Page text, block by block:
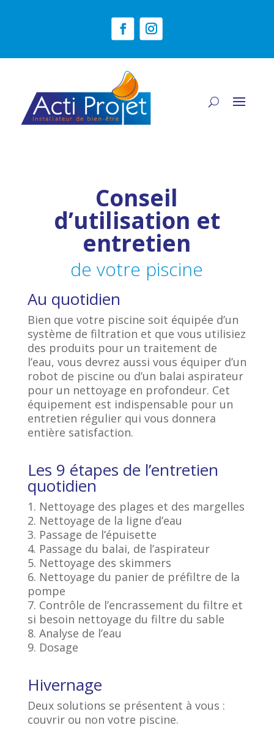
Conseil
d’utilisation et
entretien
de votre piscine
Au quotidien
Bien que votre piscine soit équipée d’un
système de filtration et que vous utilisiez
des produits pour un traitement de
l’eau, vous devrez aussi vous équiper d’un
robot de piscine ou d’un balai aspirateur
pour un nettoyage en profondeur. Cet
équipement est indispensable pour un
entretien régulier qui vous donnera
entière satisfaction.
Les 9 étapes de l’entretien
quotidien
1. Nettoyage des plages et des margelles
2. Nettoyage de la ligne d’eau
3. Passage de l’épuisette
4. Passage du balai, de l’aspirateur
5. Nettoyage des skimmers
6. Nettoyage du panier de préfiltre de la
pompe
7. Contrôle de l’encrassement du filtre et
si besoin nettoyage du filtre du sable
8. Analyse de l’eau
9. Dosage
Hivernage
Deux solutions se présentent à vous :
couvrir ou non votre piscine.